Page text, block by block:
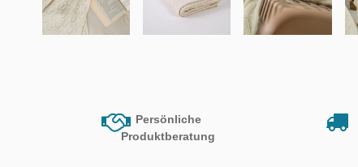
Persönliche
Produktberatung